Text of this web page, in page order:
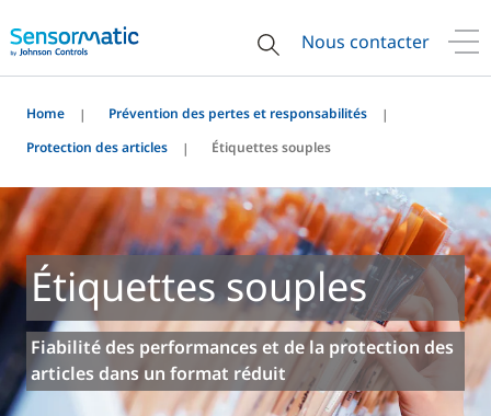
Nous contacter
Home
Prévention des pertes et responsabilités
Protection des articles
Étiquettes souples
Étiquettes souples
Fiabilité des performances et de la protection des
articles dans un format réduit